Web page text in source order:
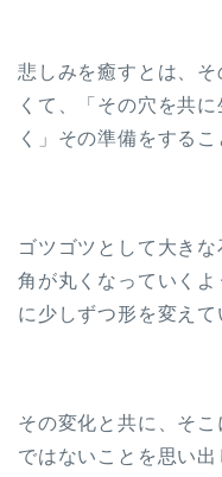
悲しみを癒すとは、
くて、「その穴を共
く」その準備をする
ゴツゴツとして大き
角が丸くなっていく
に少しずつ形を変えて
その変化と共に、そ
ではないことを思い